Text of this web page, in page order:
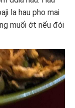
la hau pho mai
muối ớt nếu đói